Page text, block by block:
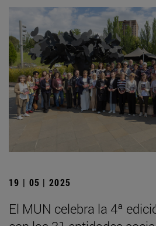
19 | 05 | 2025
El MUN celebra la 4ª